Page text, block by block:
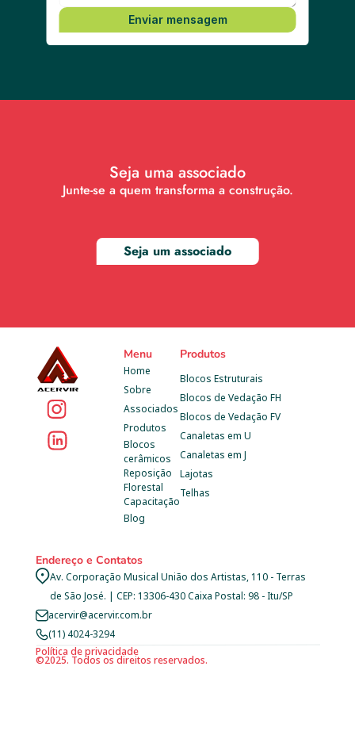
Menu
Home
Sobre
Blog
Associados
Produtos
Blocos
cerâmicos
Reposição
Florestal
Capacitação
Produtos
Blocos Estruturais
Blocos de Vedação FH
Blocos de Vedação FV
Canaletas em U
Canaletas em J
Lajotas
Telhas
Endereço e Contatos
Av. Corporação Musical União dos Artistas, 110 - Terras
de São José. | CEP: 13306-430 Caixa Postal: 98 - Itu/SP
acervir@acervir.com.br
(11) 4024-3294
©2025. Todos os direitos reservados.
Política de privacidade
Enviar mensagem
Seja uma associado
Junte-se a quem transforma a construção.
Seja um associado